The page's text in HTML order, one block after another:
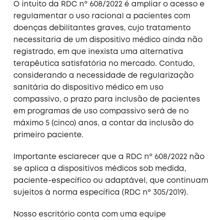
O intuito da RDC nº 608/2022 é ampliar o acesso e
regulamentar o uso racional a pacientes com
doenças debilitantes graves, cujo tratamento
necessitaria de um dispositivo médico ainda não
registrado, em que inexista uma alternativa
terapêutica satisfatória no mercado. Contudo,
considerando a necessidade de regularização
sanitária do dispositivo médico em uso
compassivo, o prazo para inclusão de pacientes
em programas de uso compassivo será de no
máximo 5 (cinco) anos, a contar da inclusão do
primeiro paciente.
Importante esclarecer que a RDC nº 608/2022 não
se aplica a dispositivos médicos sob medida,
paciente-específico ou adaptável, que continuam
sujeitos à norma específica (RDC nº 305/2019).
Nosso escritório conta com uma equipe